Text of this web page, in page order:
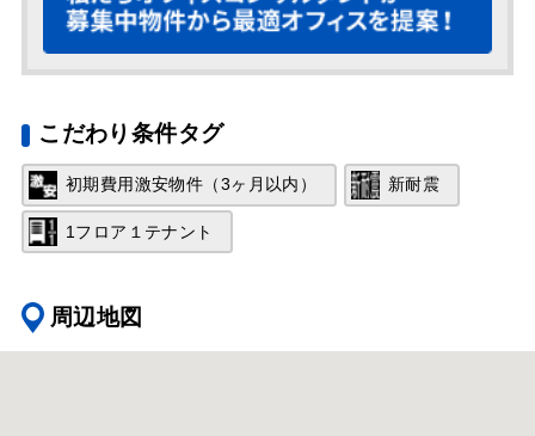
こだわり条件タグ
初期費用激安物件（3ヶ月以内） 新耐震
1フロア１テナント
周辺地図